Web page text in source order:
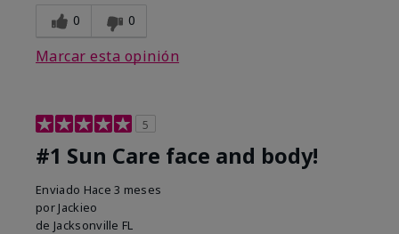
0 0
Marcar esta opinión
5
#1 Sun Care face and body!
Enviado Hace 3 meses
por Jackieo
de Jacksonville FL